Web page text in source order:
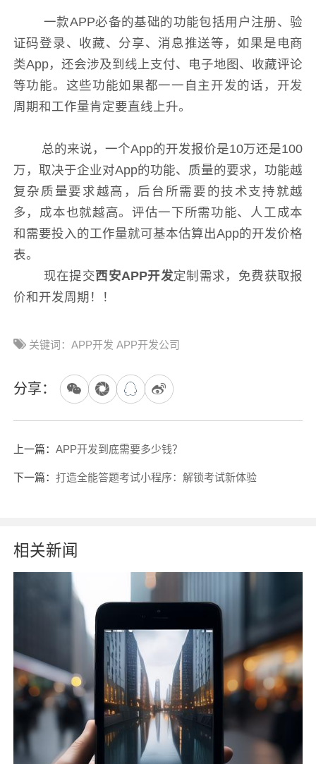
一款APP必备的基础的功能包括用户注册、验
证码登录、收藏、分享、消息推送等，如果是电商
类App，还会涉及到线上支付、电子地图、收藏评论
等功能。这些功能如果都一一自主开发的话，开发
周期和工作量肯定要直线上升。
总的来说，一个App的开发报价是10万还是100
万，取决于企业对App的功能、质量的要求，功能越
复杂质量要求越高，后台所需要的技术支持就越
多，成本也就越高。评估一下所需功能、人工成本
和需要投入的工作量就可基本估算出App的开发价格
表。
现在提交西安APP开发定制需求，免费获取报
价和开发周期！！
关键词：APP开发 APP开发公司
分享：
上一篇： APP开发到底需要多少钱？
下一篇： 打造全能答题考试小程序：解锁考试新体验
相关新闻